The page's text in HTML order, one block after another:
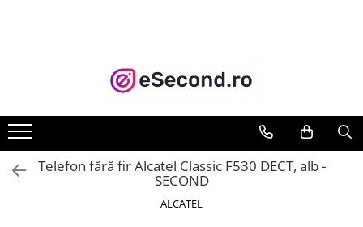
Accesorii Auto
Anvelope & Jante
Covorase auto
Echipamente pentru Atelier
Telefon fără fir Alcatel Classic F530 DECT, alb -
SECOND
ALCATEL